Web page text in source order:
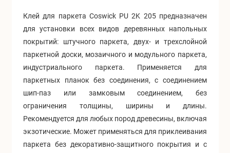
Клей для паркета Coswick PU 2K 205 предназначен
для установки всех видов деревянных напольных
покрытий: штучного паркета, двух- и трехслойной
паркетной доски, мозаичного и модульного паркета,
индустриального паркета. Применяется для
паркетных планок без соединения, с соединением
шип-паз или замковым соединением, без
ограничения толщины, ширины и длины.
Рекомендуется для любых пород древесины, включая
экзотические. Может применяться для приклеивания
паркета без декоративно-защитного покрытия и с